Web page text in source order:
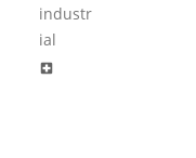
industr
ial
local_hospital